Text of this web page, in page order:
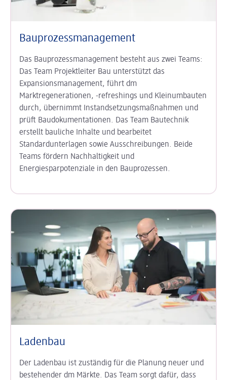
Bauprozessmanagement
Das Bauprozessmanagement besteht aus zwei Teams:
Das Team Projektleiter Bau unterstützt das
Expansionsmanagement, führt dm
Marktregenerationen, -refreshings und Kleinumbauten
durch, übernimmt Instandsetzungsmaßnahmen und
prüft Baudokumentationen. Das Team Bautechnik
erstellt bauliche Inhalte und bearbeitet
Standardunterlagen sowie Ausschreibungen. Beide
Teams fördern Nachhaltigkeit und
Energiesparpotenziale in den Bauprozessen.
Ladenbau
Der Ladenbau ist zuständig für die Planung neuer und
bestehender dm Märkte. Das Team sorgt dafür, dass